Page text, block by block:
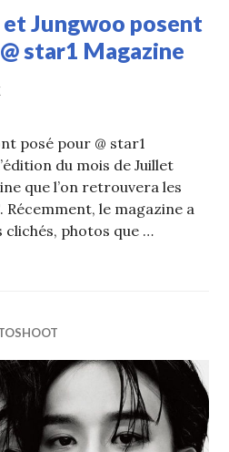
Jungwoo posent
star1 Magazine
posé pour @ star1
du mois de Juillet
que l’on retrouvera les
Récemment, le magazine a
clichés, photos que …
: Doyoung et Jungwoo posent